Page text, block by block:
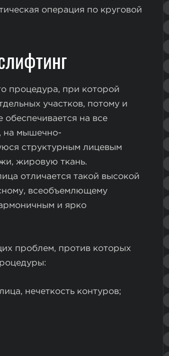
операция по круговой
процедура, при которой
участков, потому и
обеспечивается на все
на мышечно-
структурным лицевым
жировую ткань.
отличается такой высокой
всеобъемлющему
и ярко
проблем, против которых
нечеткость контуров;